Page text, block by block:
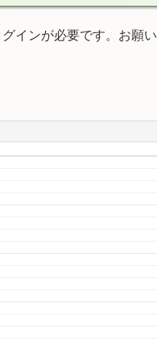
インが必要です。お願い